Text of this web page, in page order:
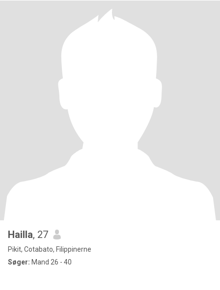
Hailla, 27
Pikit, Cotabato, Filippinerne
Søger: Mand 26 - 40